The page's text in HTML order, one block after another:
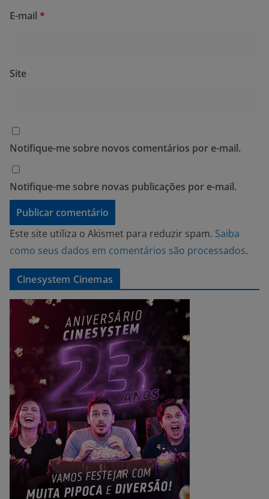
E-mail *
Site
Notifique-me sobre novos comentários por e-mail.
Notifique-me sobre novas publicações por e-mail.
Este site utiliza o Akismet para reduzir spam. Saiba
como seus dados em comentários são processados.
Cinesystem Cinemas